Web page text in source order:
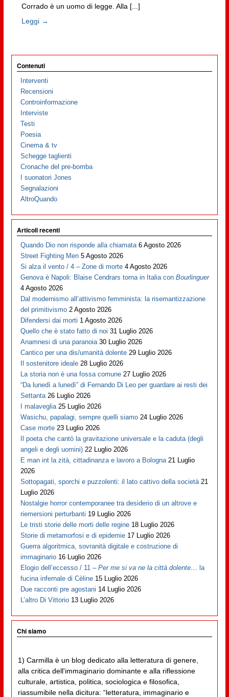
Corrado è un uomo di legge. Alla [...]
Leggi →
Contenuti
Interventi
Recensioni
Controinformazione
Interviste
Testi
Poesia
Cinema & tv
Schegge taglienti
Cronache del pre-bomba
I suonatori Jones
Segnalazioni
AltroQuando
Articoli recenti
Quando Dio non risponde alla chiamata 6 Agosto 2026
Street Fighting Men 5 Agosto 2026
Si alza il vento / 4 – Zone di morte 4 Agosto 2026
Genova è Napoli: Blaise Cendrars torna in Italia conBourlinguer
4 Agosto 2026
Dal modernismo all’attivismo femminista: la risemantizzazione
del primitivismo 2 Agosto 2026
Difendersi dai morti 1 Agosto 2026
Quello che è stato fatto di noi 31 Luglio 2026
Anamnesi di una paranoia 30 Luglio 2026
Cantico per una dis/umanità dolente 29 Luglio 2026
Il sostenitore ideale 28 Luglio 2026
La storia non è una fossa comune 27 Luglio 2026
“Da lunedì a lunedì” di Fernando Di Leo per guardare ai resti dei
Settanta 26 Luglio 2026
I malaveglia 25 Luglio 2026
Wasichu, papalagi, sempre quelli siamo 24 Luglio 2026
Case morte 23 Luglio 2026
Il poeta che cantò la gravitazione universale e la caduta (degli
angeli e degli uomini) 22 Luglio 2026
E man int la zità, cittadinanza e lavoro a Bologna 21 Luglio
2026
Sottopagati, sporchi e puzzolenti: il lato cattivo della società 21
Luglio 2026
Nostalgie horror contemporanee tra desiderio di un altrove e
riemersioni perturbanti 19 Luglio 2026
Le tristi storie delle morti delle regine 18 Luglio 2026
Storie di metamorfosi e di epidemie 17 Luglio 2026
Guerra algoritmica, sovranità digitale e costruzione di
immaginario 16 Luglio 2026
Elogio dell’eccesso / 11 –Per me si va ne la città dolente… la
fucina infernale di Cèline 15 Luglio 2026
Due racconti pre agostani 14 Luglio 2026
L’altro Di Vittorio 13 Luglio 2026
Chi siamo
1) Carmilla è un blog dedicato alla letteratura di genere,
alla critica dell'immaginario dominante e alla riflessione
culturale, artistica, politica, sociologica e filosofica,
riassumibile nella dicitura: “letteratura, immaginario e